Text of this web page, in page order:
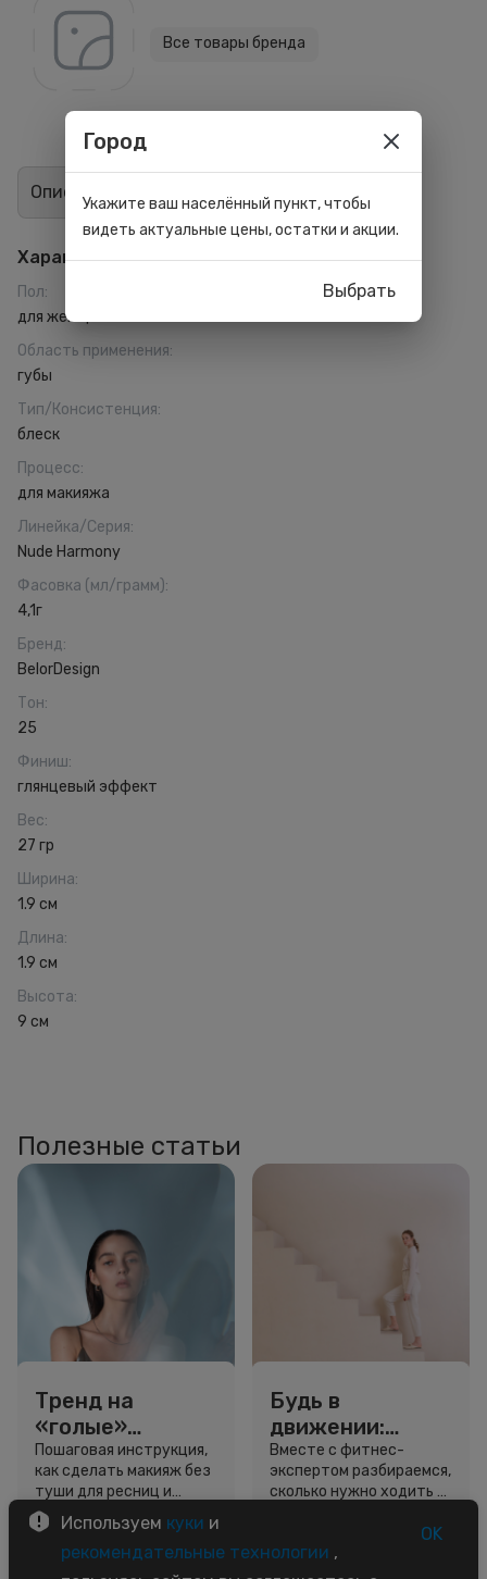
Все товары бренда
Описание
Характеристики
Пол:
для женщин
Область применения:
губы
Тип/Консистенция:
блеск
Процесс:
для макияжа
Линейка/Серия:
Nude Harmony
Фасовка (мл/грамм):
4,1г
Бренд:
BelorDesign
Тон:
25
Финиш:
глянцевый эффект
Вес:
27 гр
Ширина:
1.9 см
Длина:
1.9 см
Высота:
9 см
Полезные статьи
Тренд на
«голые»
ресницы: как
выглядеть
свежо, не
используя тушь
Пошаговая инструкция,
как сделать макияж без
туши для ресниц и
звёздный образ для
вдохновения.
3 минуты
Будь в
движении:
сколько нужно
шагов для
красоты и
Вместе с фитнес-
экспертом разбираемся,
сколько нужно ходить и
5 минут
Используем куки и
рекомендательные технологии ,
OK
Город
Укажите ваш населённый пункт, чтобы
видеть актуальные цены, остатки и акции.
Выбрать